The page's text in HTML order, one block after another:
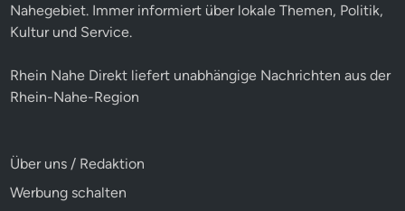
Nahegebiet. Immer informiert über lokale Themen, Politik,
Kultur und Service.
Rhein Nahe Direkt liefert unabhängige Nachrichten aus der
Rhein-Nahe-Region
Über uns / Redaktion
Werbung schalten